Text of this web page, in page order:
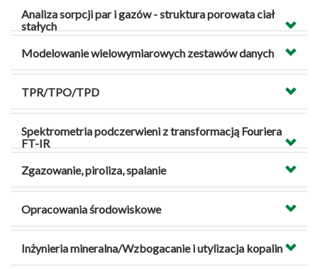
Analiza sorpcji par i gazów - struktura porowata ciał
stałych
Modelowanie wielowymiarowych zestawów danych
TPR/TPO/TPD
Spektrometria podczerwieni z transformacją Fouriera
FT-IR
Zgazowanie, piroliza, spalanie
Opracowania środowiskowe
Inżynieria mineralna/Wzbogacanie i utylizacja kopalin